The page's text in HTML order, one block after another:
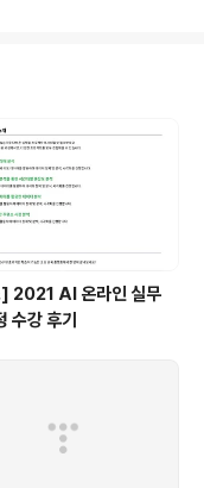
무료 이용권도 제공되
2021 AI 온라인 실무
수강 후기